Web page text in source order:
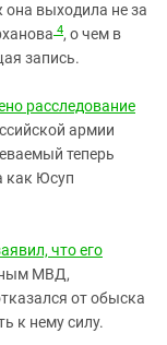
выходила не за
4, о чем в
запись.
расследование
армии
теперь
как Юсуп
что его
МВД,
от обыска
к нему силу.